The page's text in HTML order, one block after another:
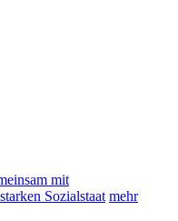
mit
Sozialstaat mehr